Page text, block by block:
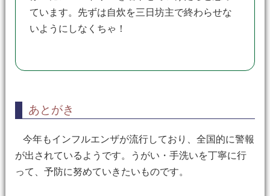
ています。先ずは自炊を三日坊主で終わらせな
いようにしなくちゃ！
あとがき
今年もインフルエンザが流行しており、全国的に警報
が出されているようです。うがい・手洗いを丁寧に行
って、予防に努めていきたいものです。